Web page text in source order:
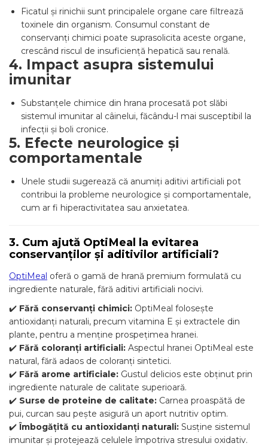
Ficatul și rinichii sunt principalele organe care filtrează
toxinele din organism. Consumul constant de
conservanți chimici poate suprasolicita aceste organe,
crescând riscul de insuficiență hepatică sau renală.
4. Impact asupra sistemului
imunitar
Substanțele chimice din hrana procesată pot slăbi
sistemul imunitar al câinelui, făcându-l mai susceptibil la
infecții și boli cronice.
5. Efecte neurologice și
comportamentale
Unele studii sugerează că anumiți aditivi artificiali pot
contribui la probleme neurologice și comportamentale,
cum ar fi hiperactivitatea sau anxietatea.
3. Cum ajută OptiMeal la evitarea
conservanților și aditivilor artificiali?
OptiMeal oferă o gamă de hrană premium formulată cu
ingrediente naturale, fără aditivi artificiali nocivi.
✔️ Fără conservanți chimici: OptiMeal folosește
antioxidanți naturali, precum vitamina E și extractele din
plante, pentru a menține prospețimea hranei.
✔️ Fără coloranți artificiali: Aspectul hranei OptiMeal este
natural, fără adaos de coloranți sintetici.
✔️ Fără arome artificiale: Gustul delicios este obținut prin
ingrediente naturale de calitate superioară.
✔️ Surse de proteine de calitate: Carnea proaspătă de
pui, curcan sau pește asigură un aport nutritiv optim.
✔️Îmbogățită cu antioxidanți naturali: Susține sistemul
imunitar și protejează celulele împotriva stresului oxidativ.